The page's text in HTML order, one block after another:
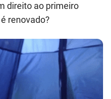
direito ao primeiro
renovado?